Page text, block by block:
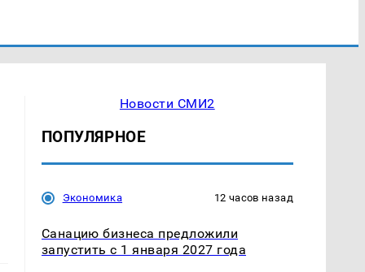
Новости СМИ2
ПОПУЛЯРНОЕ
Экономика 12 часов назад
Санацию бизнеса предложили
запустить с 1 января 2027 года